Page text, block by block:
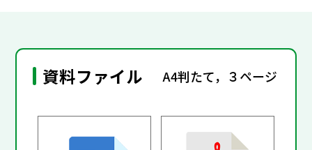
資料ファイル A4判たて，３ページ